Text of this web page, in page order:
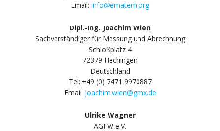
Email: info@ematem.org
Dipl.-Ing. Joachim Wien
Sachverständiger für Messung und Abrechnung
Schloßplatz 4
72379 Hechingen
Deutschland
Tel: +49 (0) 7471 9970887
Email: joachim.wien@gmx.de
Ulrike Wagner
AGFW e.V.